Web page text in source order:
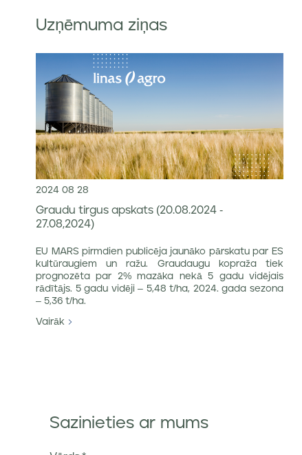
Uzņēmuma ziņas
2024 08 28
Graudu tirgus apskats (20.08.2024 -
27.08,2024)
EU MARS pirmdien publicēja jaunāko pārskatu par ES
kultūraugiem un ražu. Graudaugu kopraža tiek
prognozēta par 2% mazāka nekā 5 gadu vidējais
rādītājs. 5 gadu vidēji – 5,48 t/ha, 2024. gada sezona
– 5,36 t/ha.
Vairāk
Sazinieties ar mums